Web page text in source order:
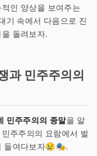
인 양상을 보여주는
기 속에서 다음으로 진
돌려보자.
과 민주주의의
민주주의의 종말을 알
주주의의 요람에서 벌
들여다보자😢🎭.